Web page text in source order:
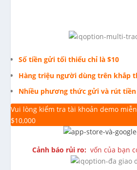
Số tiền gửi tối thiểu chỉ là $10
Hàng triệu người dùng trên khắp
Nhiều phương thức gửi và rút tiền
Vui lòng kiểm tra tài khoản demo
$10,000
Cảnh báo rủi ro: vốn của bạn